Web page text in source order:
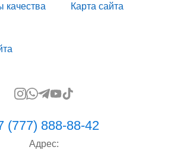
качества Карта сайта
(777) 888-88-42
Адрес: